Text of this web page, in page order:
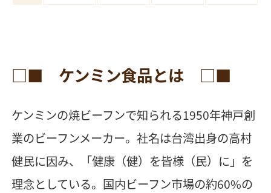
□■ ケンミン食品とは □■
ケンミンの焼ビーフンで知られる1950年神戸創
業のビーフンメーカー。社名は台湾出身の高村
健民に因み、「健康（健）を皆様（民）に」を
理念としている。国内ビーフン市場の約60%の